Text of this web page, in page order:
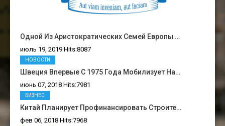
Одной Из Аристократических Семей Европы …
июль 19, 2019 Hits:8087
Швеция Впервые С 1975 Года Мобилизует На…
июнь 07, 2018 Hits:7981
НОВОСТИ
Китай Планирует Профинансировать Строите…
фев 06, 2018 Hits:7968
БИЗНЕС